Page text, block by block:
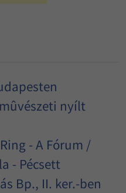
nyílt
- A Fórum /
- Pécsett
Bp., II. ker.-ben